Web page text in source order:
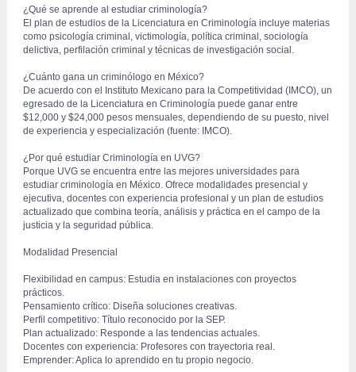
¿Qué se aprende al estudiar criminología?
El plan de estudios de la Licenciatura en Criminología incluye materias
como psicología criminal, victimología, política criminal, sociología
delictiva, perfilación criminal y técnicas de investigación social.
¿Cuánto gana un criminólogo en México?
De acuerdo con el Instituto Mexicano para la Competitividad (IMCO), un
egresado de la Licenciatura en Criminología puede ganar entre
$12,000 y $24,000 pesos mensuales, dependiendo de su puesto, nivel
de experiencia y especialización (fuente: IMCO).
¿Por qué estudiar Criminología en UVG?
Porque UVG se encuentra entre las mejores universidades para
estudiar criminología en México. Ofrece modalidades presencial y
ejecutiva, docentes con experiencia profesional y un plan de estudios
actualizado que combina teoría, análisis y práctica en el campo de la
justicia y la seguridad pública.
Modalidad Presencial
Flexibilidad en campus: Estudia en instalaciones con proyectos
prácticos.
Pensamiento crítico: Diseña soluciones creativas.
Perfil competitivo: Título reconocido por la SEP.
Plan actualizado: Responde a las tendencias actuales.
Docentes con experiencia: Profesores con trayectoria real.
Emprender: Aplica lo aprendido en tu propio negocio.